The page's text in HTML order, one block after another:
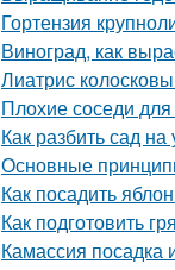
Гортензия
Виноград, как
Лиатрис
Плохие соседи
Как разбить сад
Основные
Как посадить
Как подготовить
Камассия посадка